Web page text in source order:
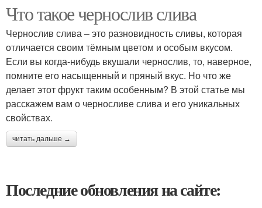
Что такое чернослив слива
Чернослив слива – это разновидность сливы, которая
отличается своим тёмным цветом и особым вкусом.
Если вы когда-нибудь вкушали чернослив, то, наверное,
помните его насыщенный и пряный вкус. Но что же
делает этот фрукт таким особенным? В этой статье мы
расскажем вам о черносливе слива и его уникальных
свойствах.
читать дальше →
Последние обновления на сайте: